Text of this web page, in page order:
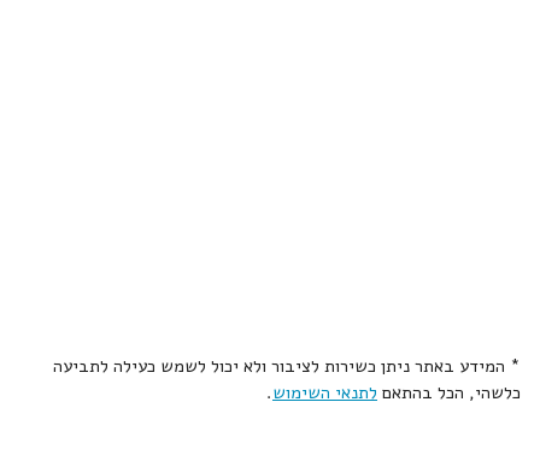
* המידע באתר ניתן כשירות לציבור ולא יכול לשמש כעילה לתביעה
כלשהי, הכל בהתאם לתנאי השימוש.